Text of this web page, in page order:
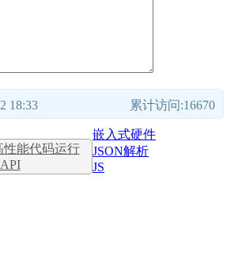
18:33 累计访问:16670
性能代码运行
API
嵌入式硬件
JSON解析
JS